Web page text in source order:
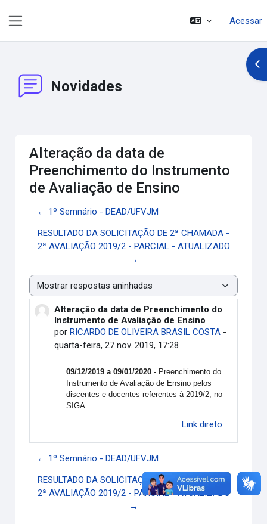
Acessar
Novidades
Alteração da data de
Preenchimento do Instrumento
de Avaliação de Ensino
← 1º Semnário - DEAD/UFVJM
RESULTADO DA SOLICITAÇÃO DE 2ª CHAMADA -
2ª AVALIAÇÃO 2019/2 - PARCIAL - ATUALIZADO
→
Modo de visualização
Alteração da data de Preenchimento do
Instrumento de Avaliação de Ensino
porRICARDO DE OLIVEIRA BRASIL COSTA -
quarta-feira, 27 nov. 2019, 17:28
Número de respostas: 0
09/12/2019 a 09/01/2020 - Preenchimento do
Instrumento de Avaliação de Ensino pelos
discentes e docentes referentes à 2019/2, no
SIGA.
Link direto
← 1º Semnário - DEAD/UFVJM
RESULTADO DA SOLICITAÇÃO DE 2ª CHAMADA -
2ª AVALIAÇÃO 2019/2 - PARCIAL - ATUALIZADO
→